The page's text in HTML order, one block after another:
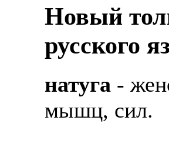
Новый
русского
натуга -
мышц, сил.